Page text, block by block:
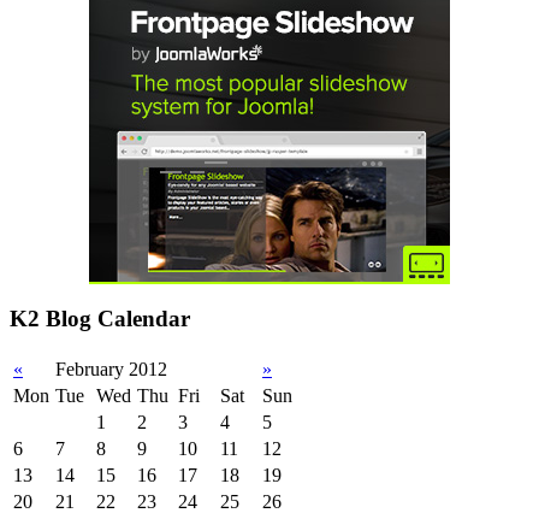
K2 Blog Calendar
« February 2012
»
Mon Tue Wed Thu Fri Sat
Sun
1
2 3 4
5
6
7 8 9 10 11
12
13
14 15 16 17 18
19
20
21 22 23 24 25
26